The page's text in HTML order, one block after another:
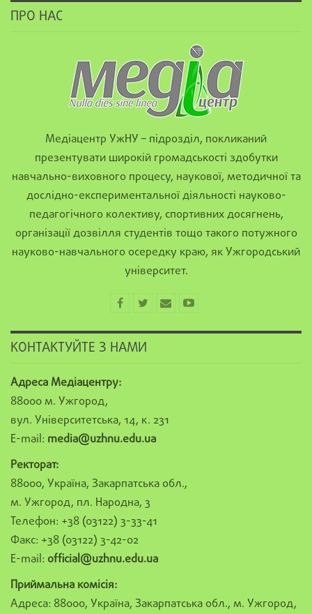
ПРО НАС
Медіацентр УжНУ – підрозділ, покликаний
презентувати широкій громадськості здобутки
навчально-виховного процесу, наукової, методичної та
дослідно-експериментальної діяльності науково-
педагогічного колективу, спортивних досягнень,
організації дозвілля студентів тощо такого потужного
науково-навчального осередку краю, як Ужгородський
університет.
КОНТАКТУЙТЕ З НАМИ
Адреса Медіацентру:
88000 м. Ужгород,
вул. Університетська, 14, к. 231
E-mail: media@uzhnu.edu.ua
Ректорат:
88000, Україна, Закарпатська обл.,
м. Ужгород, пл. Народна, 3
Телефон: +38 (03122) 3-33-41
Факс: +38 (03122) 3-42-02
E-mail: official@uzhnu.edu.ua
Приймальна комісія:
Адреса: 88000, Україна, Закарпатська обл., м. Ужгород,